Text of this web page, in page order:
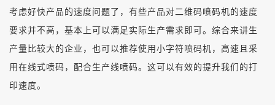
考虑好快产品的速度问题了，有些产品对二维码喷码机的速度
要求并不高，基本上可以满足实际生产需求即可。综合来讲生
产量比较大的企业，也可以推荐使用小字符喷码机，高速且采
用在线式喷码，配合生产线喷码。这可以有效的提升我们的打
印速度。